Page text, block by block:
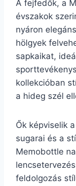
A fejfedők, a
évszakok
nyáron
hölgyek
sapkaikat,
kollekcióban
a hideg szél
Ők képviselik
sugarai és a
Memobottle
feldolgozás